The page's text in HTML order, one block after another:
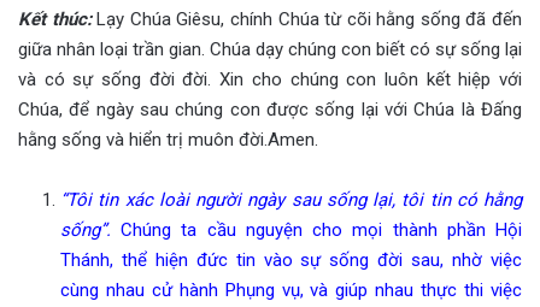
Kết thúc:Lạy Chúa Giêsu, chính Chúa từ cõi hằng sống đã đến
giữa nhân loại trần gian. Chúa dạy chúng con biết có sự sống lại
và có sự sống đời đời. Xin cho chúng con luôn kết hiệp với
Chúa, để ngày sau chúng con được sống lại với Chúa là Đấng
hằng sống và hiển trị muôn đời.Amen.
“Tôi tin xác loài người ngày sau sống lại, tôi tin có hằng
sống”. Chúng ta cầu nguyện cho mọi thành phần Hội
Thánh, thể hiện đức tin vào sự sống đời sau, nhờ việc
cùng nhau cử hành Phụng vụ, và giúp nhau thực thi việc